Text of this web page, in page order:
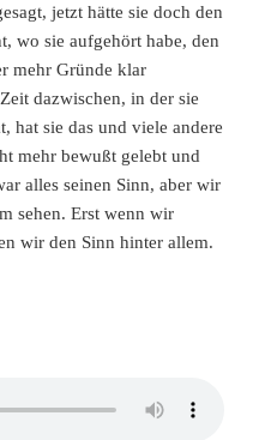
jetzt hätte sie doch den
wo sie aufgehört habe, den
mehr Gründe klar
dazwischen, in der sie
hat sie das und viele andere
mehr bewußt gelebt und
alles seinen Sinn, aber wir
sehen. Erst wenn wir
wir den Sinn hinter allem.